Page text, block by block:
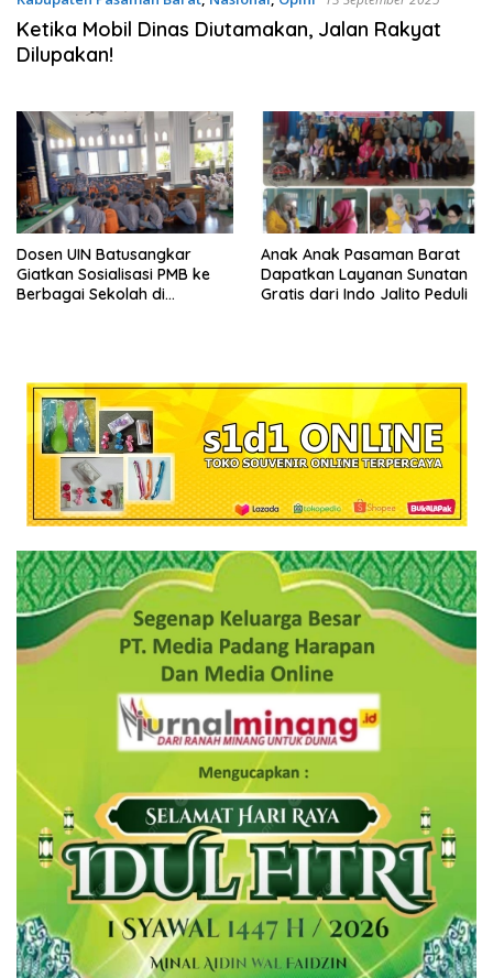
Ketika Mobil Dinas Diutamakan, Jalan Rakyat
Dilupakan!
Dosen UIN Batusangkar
Giatkan Sosialisasi PMB ke
Berbagai Sekolah di
Anak Anak Pasaman Barat
Dapatkan Layanan Sunatan
Gratis dari Indo Jalito Peduli